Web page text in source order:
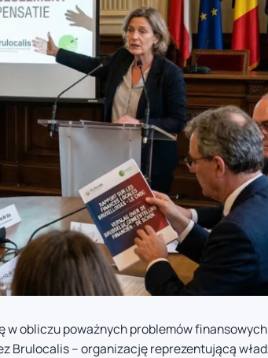
w obliczu poważnych problemów
Brulocalis – organizację reprezentującą